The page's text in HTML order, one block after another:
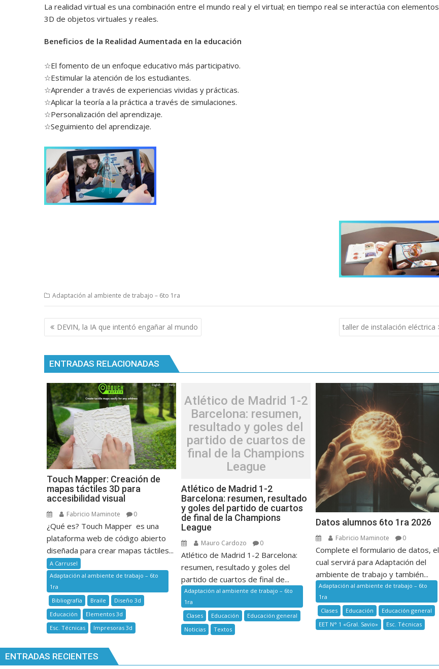
La realidad virtual es una combinación entre el mundo real y el virtual; en tiempo real se interactúa con elementos
3D de objetos virtuales y reales.
Beneficios de la Realidad Aumentada en la educación
☆El fomento de un enfoque educativo más participativo.
☆Estimular la atención de los estudiantes.
☆Aprender a través de experiencias vividas y prácticas.
☆Aplicar la teoría a la práctica a través de simulaciones.
☆Personalización del aprendizaje.
☆Seguimiento del aprendizaje.
Adaptación al ambiente de trabajo – 6to 1ra
Navegación
de
DEVIN, la IA que intentó engañar al mundo taller de instalación eléctrica
ENTRADAS RELACIONADAS
Touch Mapper: Creación de
mapas táctiles 3D para
accesibilidad visual
Fabricio Maminote 0
¿Qué es? Touch Mapper es una
plataforma web de código abierto
diseñada para crear mapas táctiles...
A Carrusel
Adaptación al ambiente de trabajo – 6to
1ra
Bibliografía
Braile
Diseño 3d
Educación
Elementos 3d
Esc. Técnicas
Impresoras 3d
Atlético de Madrid 1-2
Barcelona: resumen,
resultado y goles del
partido de cuartos de
final de la Champions
League
Atlético de Madrid 1-2
Barcelona: resumen, resultado
y goles del partido de cuartos
de final de la Champions
League
Mauro Cardozo 0
Atlético de Madrid 1-2 Barcelona:
resumen, resultado y goles del
partido de cuartos de final de...
Adaptación al ambiente de trabajo – 6to
1ra
Clases
Educación
Educación general
Noticias
Textos
Datos alumnos 6to 1ra 2026
Fabricio Maminote 0
Complete el formulario de datos, el
cual servirá para Adaptación del
ambiente de trabajo y también...
Adaptación al ambiente de trabajo – 6to
1ra
Clases
Educación
Educación general
EET N° 1 «Gral. Savio»
Esc. Técnicas
ENTRADAS RECIENTES